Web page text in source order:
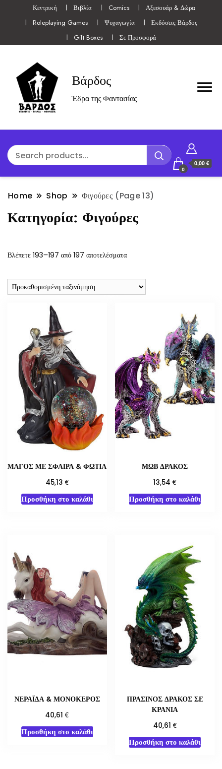
Κεντρική Βιβλία Comics
Αξεσουάρ & Δώρα
Roleplaying Games
Ψυχαγωγία
Εκδόσεις Βάρδος
Gift Boxes
Σε Προσφορά
Βάρδος
Έδρα της Φαντασίας
0
0,00 €
Home Shop Φιγούρες (Page 13)
Κατηγορία: Φιγούρες
Βλέπετε 193–197 από 197 αποτελέσματα
ΜΑΓΟΣ ΜΕ ΣΦΑΙΡΑ & ΦΩΤΙΑ
45,13 €
Προσθήκη στο καλάθι
ΜΩΒ ΔΡΑΚΟΣ
13,54€
Προσθήκη στο καλάθι
ΝΕΡΑΪΔΑ & ΜΟΝΟΚΕΡΟΣ
40,61€
Προσθήκη στο καλάθι
ΠΡΑΣΙΝΟΣ ΔΡΑΚΟΣ ΣΕ
ΚΡΑΝΙΑ
40,61 €
Προσθήκη στο καλάθι